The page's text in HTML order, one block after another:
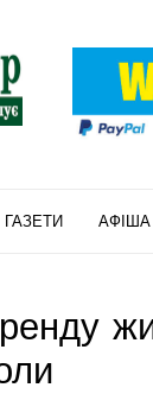
ГАЗЕТИ АФІША